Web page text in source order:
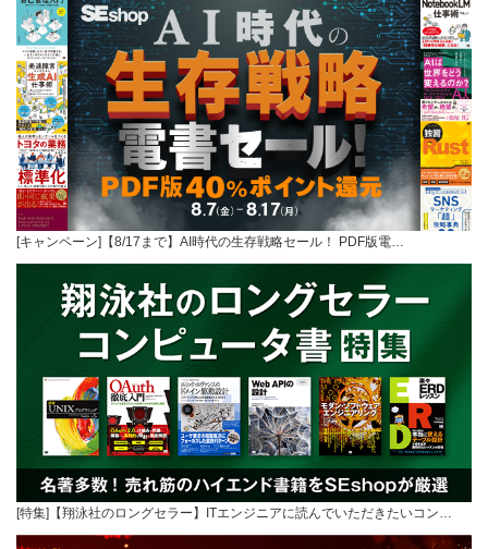
[キャンペーン]【8/17まで】AI時代の生存戦略セール！ PDF版電…
[特集]【翔泳社のロングセラー】ITエンジニアに読んでいただきたいコン…